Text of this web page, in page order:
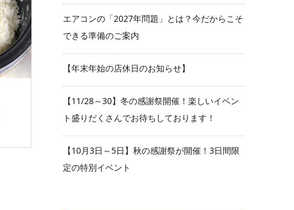
エアコンの「2027年問題」とは？今だからこそ
できる準備のご案内
【年末年始の店休日のお知らせ】
【11/28～30】冬の感謝祭開催！楽しいイベン
ト盛りだくさんでお待ちしております！
【10月3日～5日】秋の感謝祭が開催！3日間限
定の特別イベント